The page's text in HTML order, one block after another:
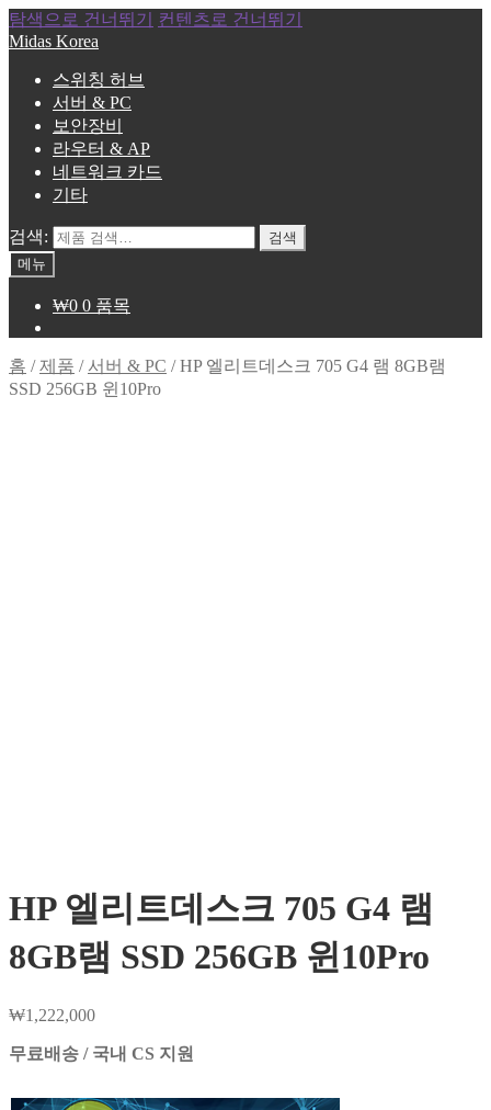
탐색으로 건너뛰기
컨텐츠로 건너뛰기
Midas Korea
스위칭 허브
서버 & PC
보안장비
라우터 & AP
네트워크 카드
기타
검색:
검색
메뉴
₩0 0 품목
홈 /제품 / 서버 & PC /HP 엘리트데스크 705 G4 램 8GB램
SSD 256GB 윈10Pro
HP 엘리트데스크 705 G4 램
8GB램 SSD 256GB 윈10Pro
₩1,222,000
무료배송 / 국내 CS 지원